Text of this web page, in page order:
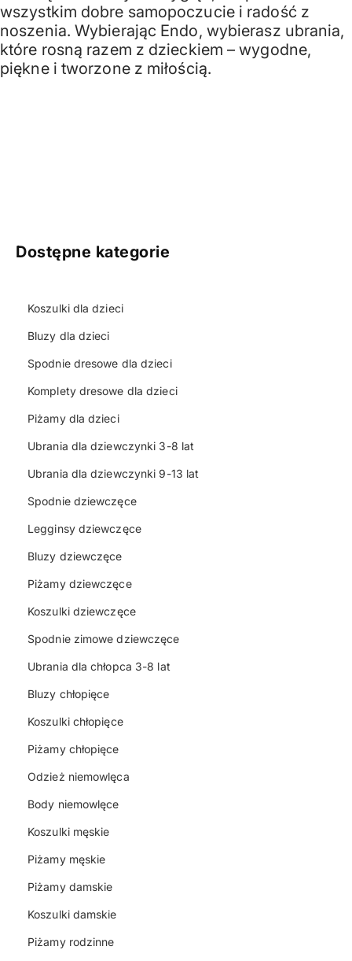
wszystkim dobre samopoczucie i radość z
noszenia. Wybierając Endo, wybierasz ubrania,
które rosną razem z dzieckiem – wygodne,
piękne i tworzone z miłością.
Dostępne kategorie
Koszulki dla dzieci
Bluzy dla dzieci
Spodnie dresowe dla dzieci
Komplety dresowe dla dzieci
Piżamy dla dzieci
Ubrania dla dziewczynki 3-8 lat
Ubrania dla dziewczynki 9-13 lat
Spodnie dziewczęce
Legginsy dziewczęce
Bluzy dziewczęce
Piżamy dziewczęce
Koszulki dziewczęce
Spodnie zimowe dziewczęce
Ubrania dla chłopca 3-8 lat
Bluzy chłopięce
Koszulki chłopięce
Piżamy chłopięce
Odzież niemowlęca
Body niemowlęce
Koszulki męskie
Piżamy męskie
Piżamy damskie
Koszulki damskie
Piżamy rodzinne